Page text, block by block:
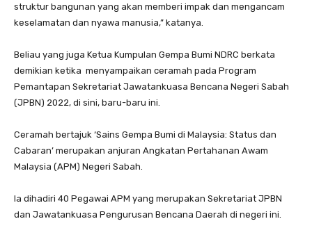
struktur bangunan yang akan memberi impak dan mengancam
keselamatan dan nyawa manusia,” katanya.
Beliau yang juga Ketua Kumpulan Gempa Bumi NDRC berkata
demikian ketika menyampaikan ceramah pada Program
Pemantapan Sekretariat Jawatankuasa Bencana Negeri Sabah
(JPBN) 2022, di sini, baru-baru ini.
Ceramah bertajuk ‘Sains Gempa Bumi di Malaysia: Status dan
Cabaran’ merupakan anjuran Angkatan Pertahanan Awam
Malaysia (APM) Negeri Sabah.
Ia dihadiri 40 Pegawai APM yang merupakan Sekretariat JPBN
dan Jawatankuasa Pengurusan Bencana Daerah di negeri ini.